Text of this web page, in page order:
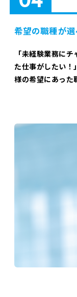
希望の職種が選
「未経験業務に
た仕事がしたい！
様の希望にあった